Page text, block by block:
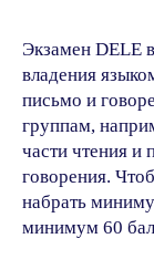
Экзамен DELE
владения
письмо и
группам,
части чтения и
говорения.
набрать
минимум 60